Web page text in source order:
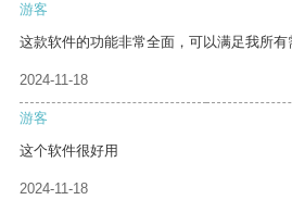
游客
这款软件的功能非常全面，可以满足我所有
2024-11-18
游客
这个软件很好用
2024-11-18